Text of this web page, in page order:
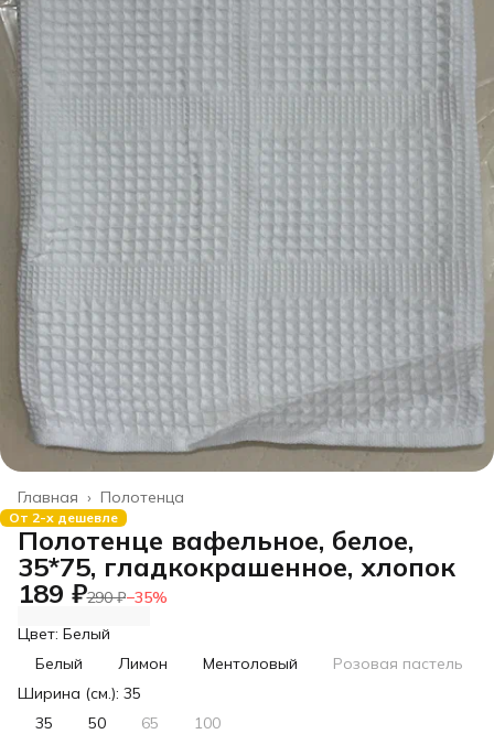
Полотенца
Главная ›
От 2-х дешевле
Полотенце вафельное, белое,
35*75, гладкокрашенное, хлопок
189 ₽290 ₽−35%
Цвет: Белый
Белый
Лимон Ментоловый
Розовая пастель
Ширина (см.): 35
35
50 65 100